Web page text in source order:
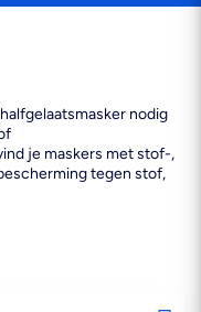
nodig
je maskers met stof-,
tegen stof,